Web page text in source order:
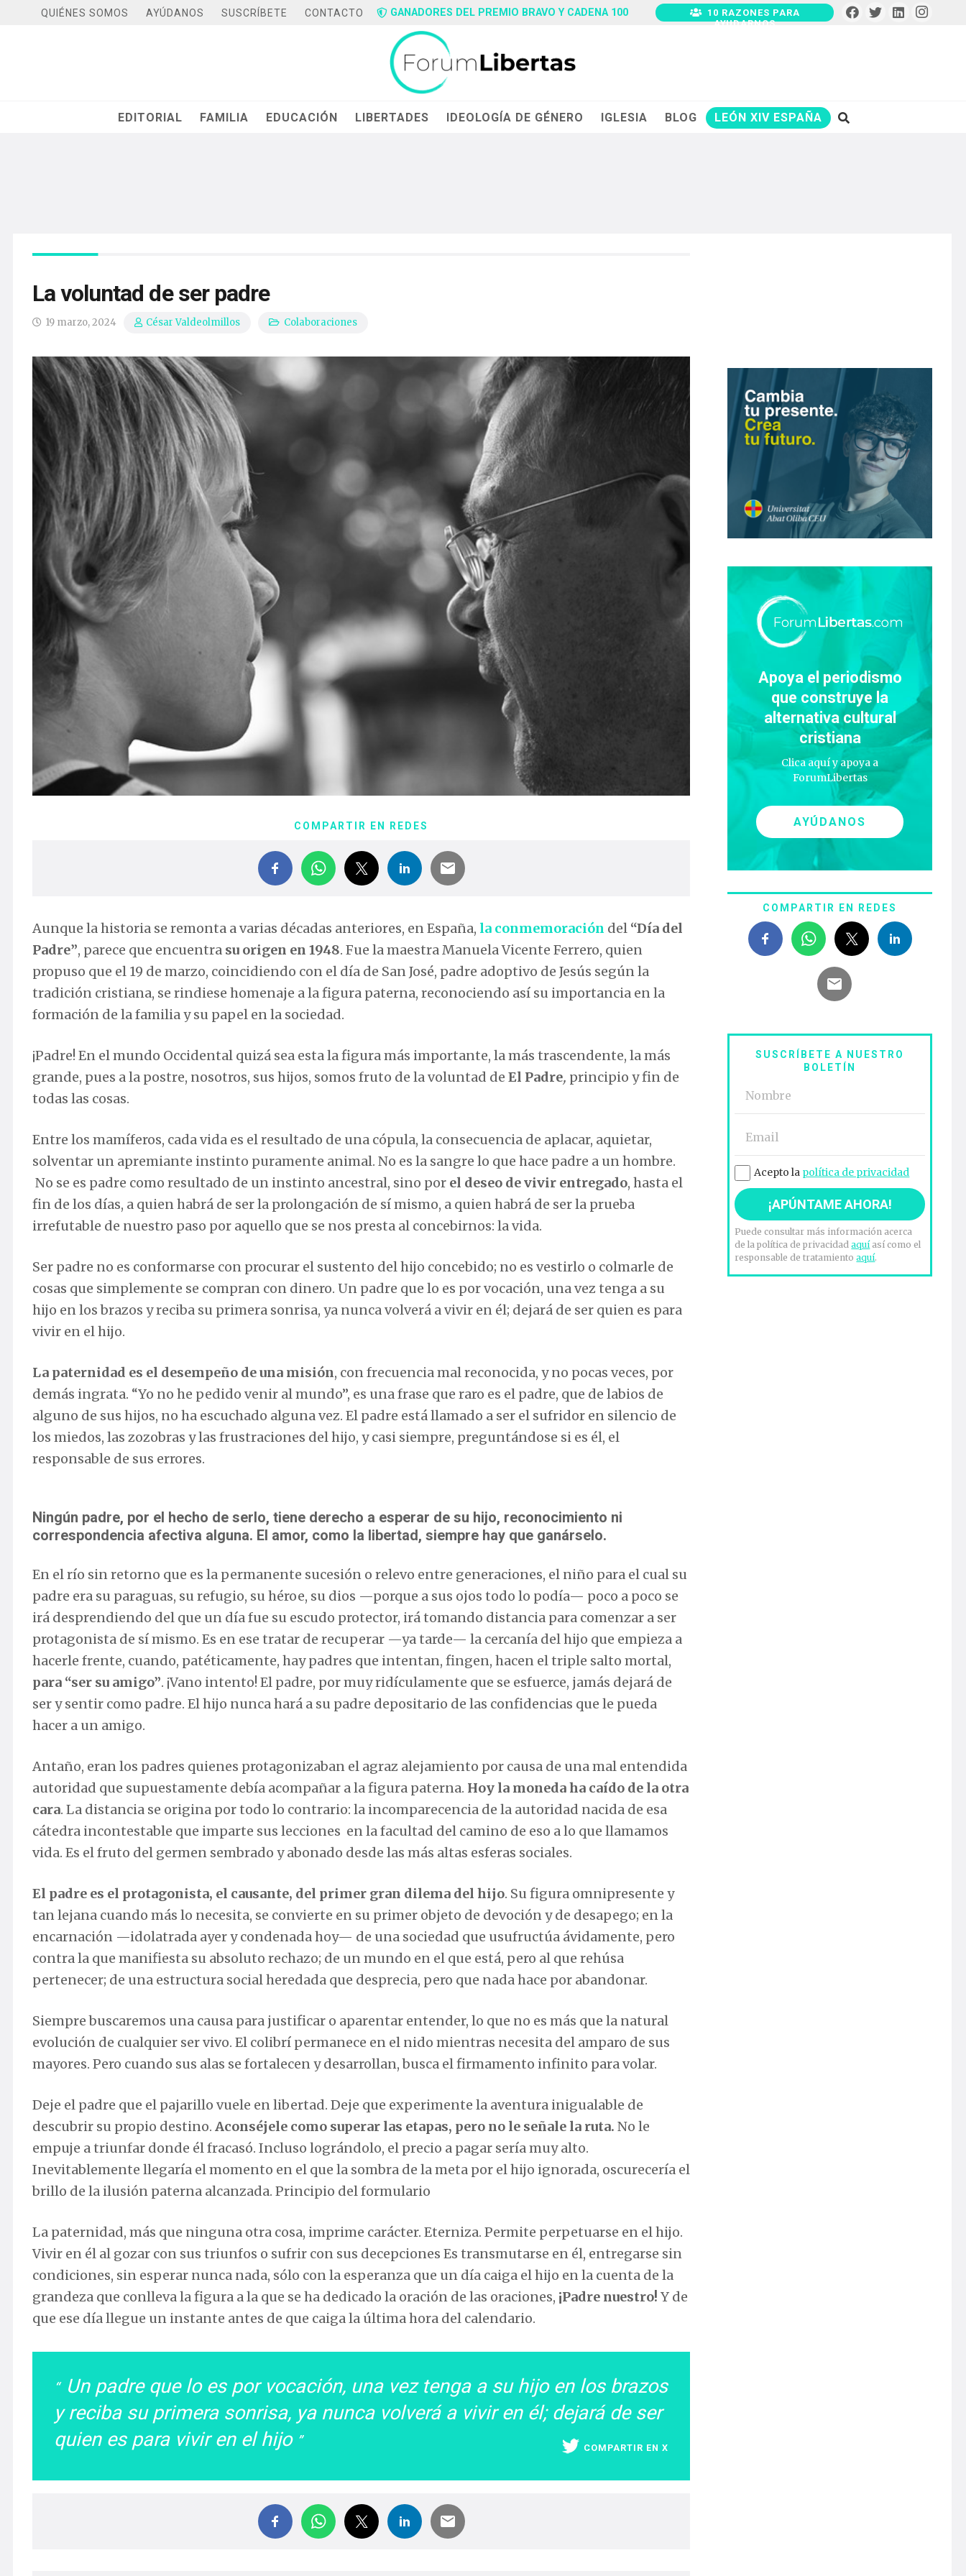
QUIÉNES SOMOS AYÚDANOS SUSCRÍBETE CONTACTO GANADORES DEL PREMIO BRAVO Y CADENA 100
10 RAZONES PARA
AYUDARNOS
EDITORIAL FAMILIA EDUCACIÓN LIBERTADES IDEOLOGÍA DE GÉNERO IGLESIA BLOG LEÓN XIV ESPAÑA
La voluntad de ser padre
19 marzo, 2024 César Valdeolmillos Colaboraciones
COMPARTIR EN REDES
Aunque la historia se remonta a varias décadas anteriores, en España, la conmemoración del “Día del
Padre”, parece que encuentra su origen en 1948. Fue la maestra Manuela Vicente Ferrero, quien
propuso que el 19 de marzo, coincidiendo con el día de San José, padre adoptivo de Jesús según la
tradición cristiana, se rindiese homenaje a la figura paterna, reconociendo así su importancia en la
formación de la familia y su papel en la sociedad.
¡Padre! En el mundo Occidental quizá sea esta la figura más importante, la más trascendente, la más
grande, pues a la postre, nosotros, sus hijos, somos fruto de la voluntad de El Padre, principio y fin de
todas las cosas.
Entre los mamíferos, cada vida es el resultado de una cópula, la consecuencia de aplacar, aquietar,
solventar un apremiante instinto puramente animal. No es la sangre lo que hace padre a un hombre.
No se es padre como resultado de un instinto ancestral, sino por el deseo de vivir entregado, hasta el
fin de los días, a quien habrá de ser la prolongación de sí mismo, a quien habrá de ser la prueba
irrefutable de nuestro paso por aquello que se nos presta al concebirnos: la vida.
Ser padre no es conformarse con procurar el sustento del hijo concebido; no es vestirlo o colmarle de
cosas que simplemente se compran con dinero. Un padre que lo es por vocación, una vez tenga a su
hijo en los brazos y reciba su primera sonrisa, ya nunca volverá a vivir en él; dejará de ser quien es para
vivir en el hijo.
La paternidad es el desempeño de una misión, con frecuencia mal reconocida, y no pocas veces, por
demás ingrata. “Yo no he pedido venir al mundo”, es una frase que raro es el padre, que de labios de
alguno de sus hijos, no ha escuchado alguna vez. El padre está llamado a ser el sufridor en silencio de
los miedos, las zozobras y las frustraciones del hijo, y casi siempre, preguntándose si es él, el
responsable de sus errores.
Ningún padre, por el hecho de serlo, tiene derecho a esperar de su hijo, reconocimiento ni
correspondencia afectiva alguna. El amor, como la libertad, siempre hay que ganárselo.
En el río sin retorno que es la permanente sucesión o relevo entre generaciones, el niño para el cual su
padre era su paraguas, su refugio, su héroe, su dios —porque a sus ojos todo lo podía— poco a poco se
irá desprendiendo del que un día fue su escudo protector, irá tomando distancia para comenzar a ser
protagonista de sí mismo. Es en ese tratar de recuperar —ya tarde— la cercanía del hijo que empieza a
hacerle frente, cuando, patéticamente, hay padres que intentan, fingen, hacen el triple salto mortal,
para “ser su amigo”. ¡Vano intento! El padre, por muy ridículamente que se esfuerce, jamás dejará de
ser y sentir como padre. El hijo nunca hará a su padre depositario de las confidencias que le pueda
hacer a un amigo.
Antaño, eran los padres quienes protagonizaban el agraz alejamiento por causa de una mal entendida
autoridad que supuestamente debía acompañar a la figura paterna. Hoy la moneda ha caído de la otra
cara. La distancia se origina por todo lo contrario: la incomparecencia de la autoridad nacida de esa
cátedra incontestable que imparte sus lecciones en la facultad del camino de eso a lo que llamamos
vida. Es el fruto del germen sembrado y abonado desde las más altas esferas sociales.
El padre es el protagonista, el causante, del primer gran dilema del hijo. Su figura omnipresente y
tan lejana cuando más lo necesita, se convierte en su primer objeto de devoción y de desapego; en la
encarnación —idolatrada ayer y condenada hoy— de una sociedad que usufructúa ávidamente, pero
contra la que manifiesta su absoluto rechazo; de un mundo en el que está, pero al que rehúsa
pertenecer; de una estructura social heredada que desprecia, pero que nada hace por abandonar.
Siempre buscaremos una causa para justificar o aparentar entender, lo que no es más que la natural
evolución de cualquier ser vivo. El colibrí permanece en el nido mientras necesita del amparo de sus
mayores. Pero cuando sus alas se fortalecen y desarrollan, busca el firmamento infinito para volar.
Deje el padre que el pajarillo vuele en libertad. Deje que experimente la aventura inigualable de
descubrir su propio destino. Aconséjele como superar las etapas, pero no le señale la ruta. No le
empuje a triunfar donde él fracasó. Incluso lográndolo, el precio a pagar sería muy alto.
Inevitablemente llegaría el momento en el que la sombra de la meta por el hijo ignorada, oscurecería el
brillo de la ilusión paterna alcanzada. Principio del formulario
La paternidad, más que ninguna otra cosa, imprime carácter. Eterniza. Permite perpetuarse en el hijo.
Vivir en él al gozar con sus triunfos o sufrir con sus decepciones Es transmutarse en él, entregarse sin
condiciones, sin esperar nunca nada, sólo con la esperanza que un día caiga el hijo en la cuenta de la
grandeza que conlleva la figura a la que se ha dedicado la oración de las oraciones, ¡Padre nuestro! Y de
que ese día llegue un instante antes de que caiga la última hora del calendario.
Un padre que lo es por vocación, una vez tenga a su hijo en los brazos
y reciba su primera sonrisa, ya nunca volverá a vivir en él; dejará de ser
quien es para vivir en el hijo
COMPARTIR EN X
Apoya el periodismo
que construye la
alternativa cultural
cristiana
Clica aquí y apoya a
ForumLibertas
AYÚDANOS
COMPARTIR EN REDES
SUSCRÍBETE A NUESTRO
BOLETÍN
Acepto la política de privacidad
Puede consultar más información acerca
de la política de privacidadaquíasí como el
responsable de tratamientoaquí.